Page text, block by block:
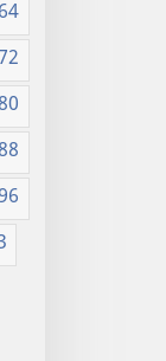
64
72
80
88
96